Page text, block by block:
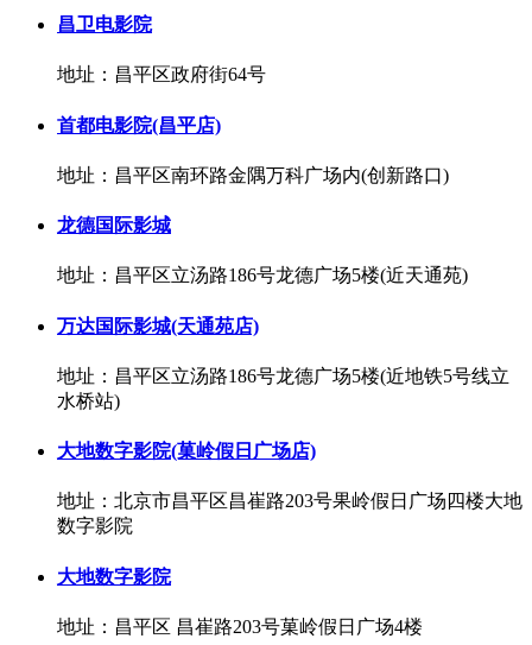
昌卫电影院
地址：昌平区政府街64号
首都电影院(昌平店)
地址：昌平区南环路金隅万科广场内(创新路口)
龙德国际影城
地址：昌平区立汤路186号龙德广场5楼(近天通苑)
万达国际影城(天通苑店)
地址：昌平区立汤路186号龙德广场5楼(近地铁5号线立
水桥站)
大地数字影院(菓岭假日广场店)
地址：北京市昌平区昌崔路203号果岭假日广场四楼大地
数字影院
大地数字影院
地址：昌平区 昌崔路203号菓岭假日广场4楼